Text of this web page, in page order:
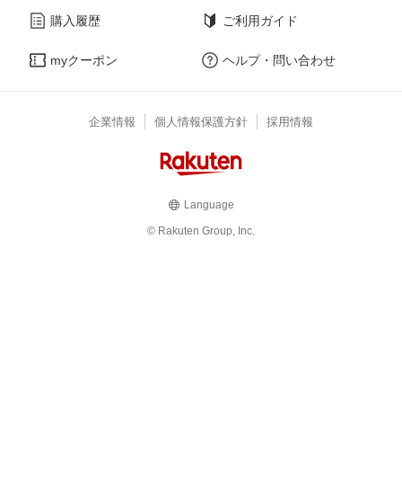
購入履歴
myクーポン
ご利用ガイド
ヘルプ・問い合わせ
企業情報 個人情報保護方針 採用情報
Language
© Rakuten Group, Inc.